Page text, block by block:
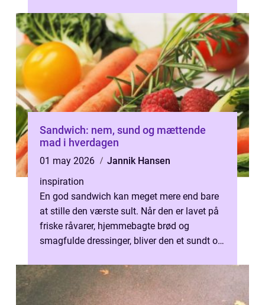
Sandwich: nem, sund og mættende
mad i hverdagen
01 may 2026
Jannik Hansen
inspiration
En god sandwich kan meget mere end bare
at stille den værste sult. Når den er lavet på
friske råvarer, hjemmebagte brød og
smagfulde dressinger, bliver den et sundt og